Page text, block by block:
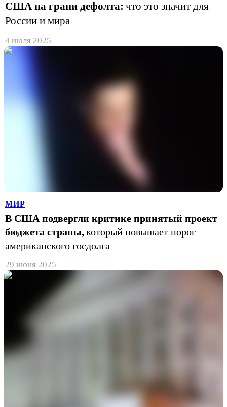
США на грани дефолта: что это значит для
России и мира
4 июля 2025
МИР
В США подвергли критике принятый проект
бюджета страны,который повышает порог
американского госдолга
29 июня 2025